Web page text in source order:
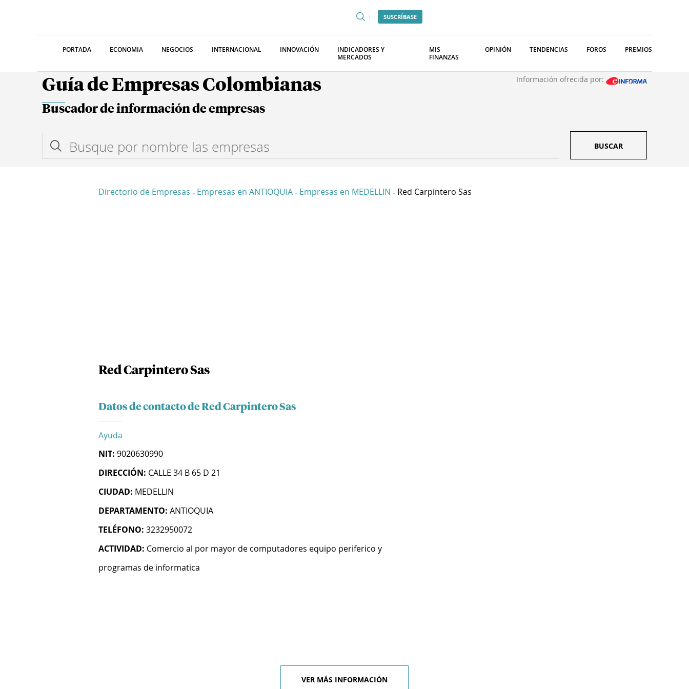
SUSCRÍBASE
PORTADA ECONOMIA NEGOCIOS INTERNACIONAL INNOVACIÓN
INDICADORES Y
MERCADOS
MIS
FINANZAS
OPINIÓN TENDENCIAS FOROS PREMIOS
Guía de Empresas Colombianas Información ofrecida por:
Buscador de información de empresas
BUSCAR
Directorio de Empresas - Empresas en ANTIOQUIA - Empresas en MEDELLIN - Red Carpintero Sas
Red Carpintero Sas
Datos de contacto de Red Carpintero Sas
Ayuda
NIT: 9020630990
DIRECCIÓN: CALLE 34 B 65 D 21
CIUDAD: MEDELLIN
DEPARTAMENTO: ANTIOQUIA
TELÉFONO: 3232950072
ACTIVIDAD: Comercio al por mayor de computadores equipo periferico y
programas de informatica
VER MÁS INFORMACIÓN